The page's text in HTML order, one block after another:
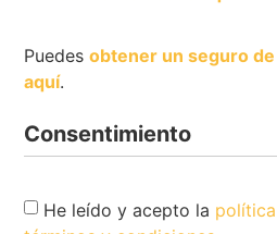
Puedesobtener un seguro
aquí.
Consentimiento
Consent
He leído y acepto la